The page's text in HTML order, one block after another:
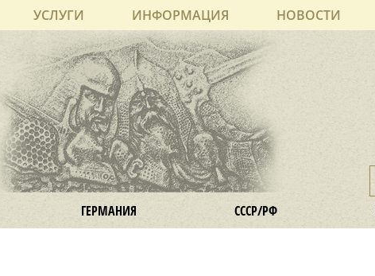
УСЛУГИ ИНФОРМАЦИЯ НОВОСТИ
ГЕРМАНИЯ СССР/РФ